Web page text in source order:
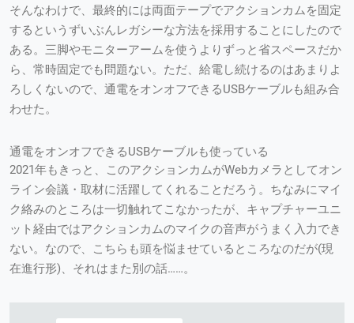
そんなわけで、最終的には両面テープでアクションカムを固定
するというずいぶんレガシーな方法を採用することにしたので
ある。三脚やモニターアームを使うよりずっと省スペースだか
ら、常時固定でも問題ない。ただ、給電し続けるのはあまりよ
ろしくないので、通電をオンオフできるUSBケーブルも組み合
わせた。
通電をオンオフできるUSBケーブルも使っている
2021年もきっと、このアクションカムがWebカメラとしてオン
ライン会議・取材に活躍してくれることだろう。ちなみにマイ
ク絡みのところは一切触れてこなかったが、キャプチャーユニ
ット経由ではアクションカムのマイクの音声がうまく入力でき
ない。なので、こちらも頭を悩ませているところなのだが(現
在進行形)、それはまた別の話……。